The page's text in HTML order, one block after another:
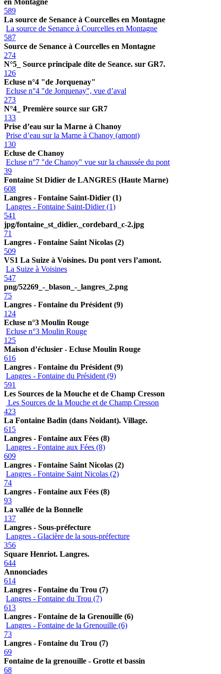
589
La source de Senance à Courcelles en Montagne
La source de Senance à Courcelles en Montagne
587
Source de Senance à Courcelles en Montagne
274
N°5_ Source principale dite de Seance. sur GR7.
126
Ecluse n°4 "de Jorquenay"
Ecluse n°4 "de Jorquenay", vue d’aval
273
N°4_ Première source sur GR7
133
Prise d’eau sur la Marne à Chanoy
Prise d’eau sur la Marne à Chanoy (amont)
130
Ecluse de Chanoy
Ecluse n°7 "de Chanoy" vue sur la chaussée du pont
39
Fontaine St Didier de LANGRES (Haute Marne)
608
Langres - Fontaine Saint-Didier (1)
Langres - Fontaine Saint-Didier (1)
541
jpg/fontaine_st_didier._cordebard_c-2.jpg
71
Langres - Fontaine Saint Nicolas (2)
509
VS1 La Suize à Voisines. Du pont vers l’amont.
La Suize à Voisines
547
png/52269_-_blason_-_langres_2.png
75
Langres - Fontaine du Président (9)
124
Ecluse n°3 Moulin Rouge
Ecluse n°3 Moulin Rouge
125
Maison d’éclusier - Ecluse Moulin Rouge
616
Langres - Fontaine du Président (9)
Langres - Fontaine du Président (9)
591
Les Sources de la Mouche et de Champ Cresson
Les Sources de la Mouche et de Champ Cresson
423
La Fontaine Badin (dans Noidant). Village.
615
Langres - Fontaine aux Fées (8)
Langres - Fontaine aux Fées (8)
609
Langres - Fontaine Saint Nicolas (2)
Langres - Fontaine Saint Nicolas (2)
74
Langres - Fontaine aux Fées (8)
93
La vallée de la Bonnelle
137
Langres - Sous-préfecture
Langres - Glacière de la sous-préfecture
356
Square Henriot. Langres.
644
Annonciades
614
Langres - Fontaine du Trou (7)
Langres - Fontaine du Trou (7)
613
Langres - Fontaine de la Grenouille (6)
Langres - Fontaine de la Grenouille (6)
73
Langres - Fontaine du Trou (7)
69
Fontaine de la grenouille - Grotte et bassin
68